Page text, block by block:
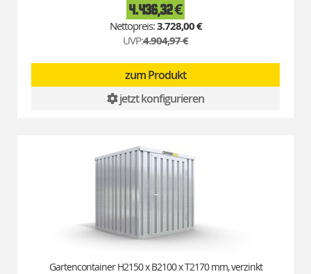
Special
Price
4.436,32 €
3.728,00 €
UVP:4.904,97 €
zum Produkt
jetzt konfigurieren
Gartencontainer H2150 x B2100 x T2170 mm, verzinkt